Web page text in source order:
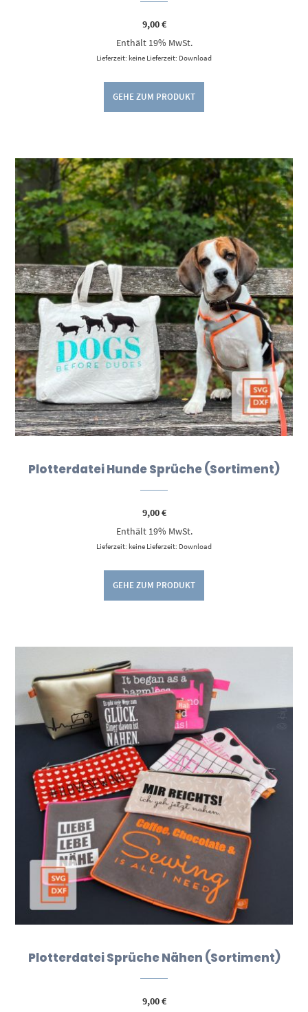
9,00€
Enthält 19% MwSt.
Lieferzeit: keine Lieferzeit: Download
GEHE ZUM PRODUKT
Plotterdatei Hunde Sprüche (Sortiment)
9,00€
Enthält 19% MwSt.
Lieferzeit: keine Lieferzeit: Download
GEHE ZUM PRODUKT
Plotterdatei Sprüche Nähen (Sortiment)
9,00€